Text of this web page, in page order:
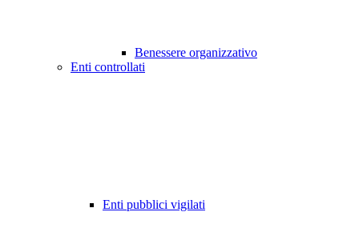
Benessere organizzativo
Enti controllati
Enti pubblici vigilati